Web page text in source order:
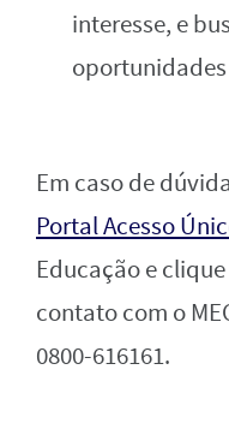
interesse, e
Em caso de
Portal Acesso
Educação e
contato com o
0800-616161.